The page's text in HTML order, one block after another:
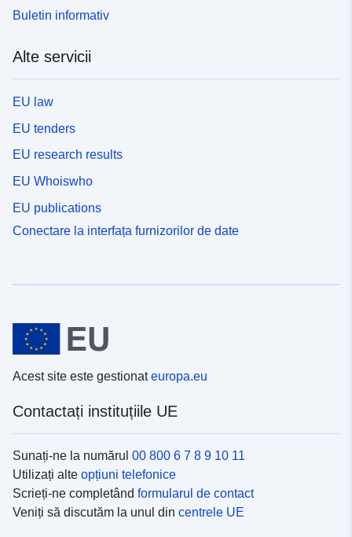
Buletin informativ
Alte servicii
EU law
EU tenders
EU research results
EU Whoiswho
EU publications
Conectare la interfața furnizorilor de date
Acest site este gestionateuropa.eu
Contactați instituțiile UE
Sunați-ne la numărul 00 800 6 7 8 9 10 11
Utilizați alte opțiuni telefonice
Scrieți-ne completând formularul de contact
Veniți să discutăm la unul din centrele UE